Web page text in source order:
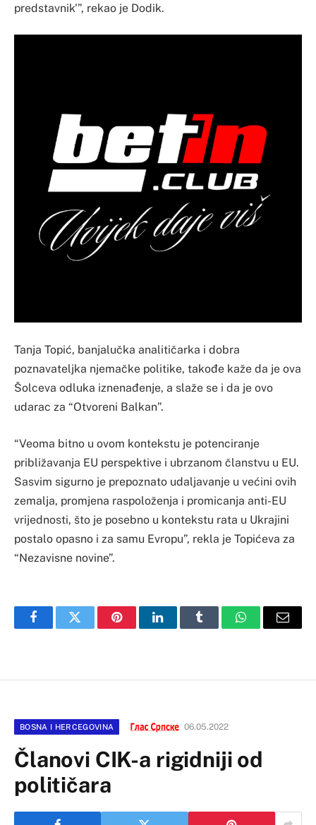
predstavnik'”, rekao je Dodik.
Tanja Topić, banjalučka analitičarka i dobra
poznavateljka njemačke politike, takođe kaže da je ova
Šolceva odluka iznenađenje, a slaže se i da je ovo
udarac za “Otvoreni Balkan”.
“Veoma bitno u ovom kontekstu je potenciranje
približavanja EU perspektive i ubrzanom članstvu u EU.
Sasvim sigurno je prepoznato udaljavanje u većini ovih
zemalja, promjena raspoloženja i promicanja anti-EU
vrijednosti, što je posebno u kontekstu rata u Ukrajini
postalo opasno i za samu Evropu”, rekla je Topićeva za
“Nezavisne novine”.
FacebookTwitter PinterestLinkedInTumblr WhatsAppEmail
BOSNA I HERCEGOVINA 06.05.2022
Članovi CIK-a rigidniji od
političara